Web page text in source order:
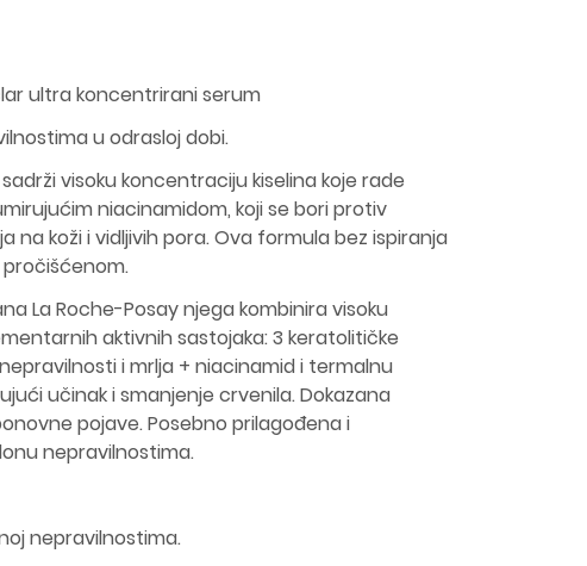
ultra koncentrirani serum
u odrasloj dobi.
sadrži visoku koncentraciju kiselina koje rade
niacinamidom, koji se bori protiv
na koži i vidljivih pora. Ova formula bez ispiranja
La Roche-Posay njega kombinira visoku
aktivnih sastojaka: 3 keratolitičke
i mrlja + niacinamid i termalnu
učinak i smanjenje crvenila. Dokazana
pojave. Posebno prilagođena i
nepravilnostima.
nepravilnostima.